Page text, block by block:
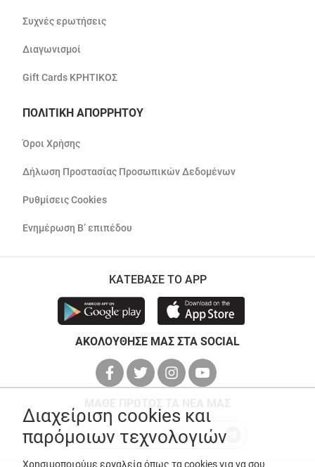
Συχνές ερωτήσεις
Διαγωνισμοί
Gift Cards ΚΡΗΤΙΚΟΣ
ΠΟΛΙΤΙΚΗ ΑΠΟΡΡΗΤΟΥ
Όροι Χρήσης
Δήλωση Προστασίας Προσωπικών Δεδομένων
Ρυθμίσεις Cookies
Ενημέρωση Β’ επιπέδου
ΚΑΤΕΒΑΣΕ ΤΟ APP
ΑΚΟΛΟΥΘΗΣΕ ΜΑΣ ΣΤΑ SOCIAL
Διαχείριση cookies και
παρόμοιων τεχνολογιών
Χρησιμοποιούμε εργαλεία όπως τα cookies για να σου